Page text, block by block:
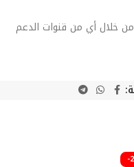
خلال أي من قنوات الدعم
-